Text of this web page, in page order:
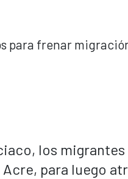
los migrantes
para luego